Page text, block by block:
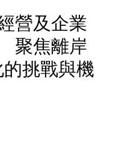
營及企業
聚焦離岸
挑戰與機